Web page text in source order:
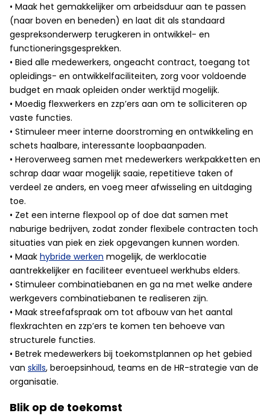
• Maak het gemakkelijker om arbeidsduur aan te passen
(naar boven en beneden) en laat dit als standaard
gespreksonderwerp terugkeren in ontwikkel- en
functioneringsgesprekken.
• Bied alle medewerkers, ongeacht contract, toegang tot
opleidings- en ontwikkelfaciliteiten, zorg voor voldoende
budget en maak opleiden onder werktijd mogelijk.
• Moedig flexwerkers en zzp’ers aan om te solliciteren op
vaste functies.
• Stimuleer meer interne doorstroming en ontwikkeling en
schets haalbare, interessante loopbaanpaden.
• Heroverweeg samen met medewerkers werkpakketten en
schrap daar waar mogelijk saaie, repetitieve taken of
verdeel ze anders, en voeg meer afwisseling en uitdaging
toe.
• Zet een interne flexpool op of doe dat samen met
naburige bedrijven, zodat zonder flexibele contracten toch
situaties van piek en ziek opgevangen kunnen worden.
• Maak hybride werken mogelijk, de werklocatie
aantrekkelijker en faciliteer eventueel werkhubs elders.
• Stimuleer combinatiebanen en ga na met welke andere
werkgevers combinatiebanen te realiseren zijn.
• Maak streefafspraak om tot afbouw van het aantal
flexkrachten en zzp’ers te komen ten behoeve van
structurele functies.
• Betrek medewerkers bij toekomstplannen op het gebied
van skills, beroepsinhoud, teams en de HR-strategie van de
organisatie.
Blik op de toekomst